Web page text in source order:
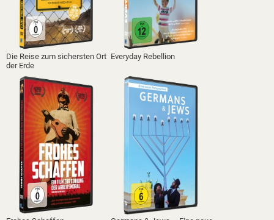
Die Reise zum sichersten Ort
der Erde
Everyday Rebellion